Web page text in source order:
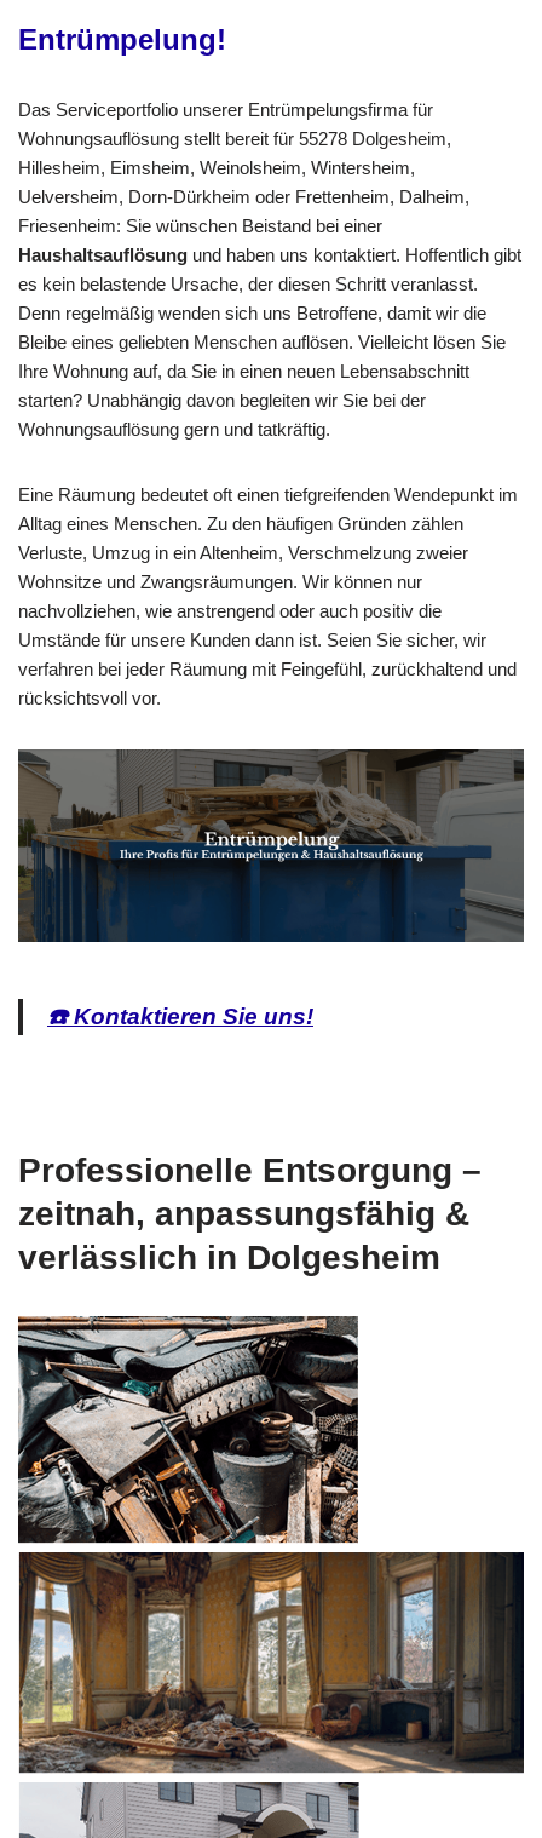
Entrümpelung!
Das Serviceportfolio unserer Entrümpelungsfirma für
Wohnungsauflösung stellt bereit für 55278 Dolgesheim,
Hillesheim, Eimsheim, Weinolsheim, Wintersheim,
Uelversheim, Dorn-Dürkheim oder Frettenheim, Dalheim,
Friesenheim: Sie wünschen Beistand bei einer
Haushaltsauflösung und haben uns kontaktiert. Hoffentlich gibt
es kein belastende Ursache, der diesen Schritt veranlasst.
Denn regelmäßig wenden sich uns Betroffene, damit wir die
Bleibe eines geliebten Menschen auflösen. Vielleicht lösen Sie
Ihre Wohnung auf, da Sie in einen neuen Lebensabschnitt
starten? Unabhängig davon begleiten wir Sie bei der
Wohnungsauflösung gern und tatkräftig.
Eine Räumung bedeutet oft einen tiefgreifenden Wendepunkt im
Alltag eines Menschen. Zu den häufigen Gründen zählen
Verluste, Umzug in ein Altenheim, Verschmelzung zweier
Wohnsitze und Zwangsräumungen. Wir können nur
nachvollziehen, wie anstrengend oder auch positiv die
Umstände für unsere Kunden dann ist. Seien Sie sicher, wir
verfahren bei jeder Räumung mit Feingefühl, zurückhaltend und
rücksichtsvoll vor.
☎️ Kontaktieren Sie uns!
Professionelle Entsorgung –
zeitnah, anpassungsfähig &
verlässlich in Dolgesheim